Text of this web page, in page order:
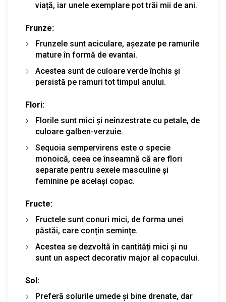
viață, iar unele exemplare pot trăi mii de ani.
Frunze:
Frunzele sunt aciculare, așezate pe ramurile
mature în formă de evantai.
Acestea sunt de culoare verde închis și
persistă pe ramuri tot timpul anului.
Flori:
Florile sunt mici și neînzestrate cu petale, de
culoare galben-verzuie.
Sequoia sempervirens este o specie
monoică, ceea ce înseamnă că are flori
separate pentru sexele masculine și
feminine pe același copac.
Fructe:
Fructele sunt conuri mici, de forma unei
păstăi, care conțin semințe.
Acestea se dezvoltă în cantități mici și nu
sunt un aspect decorativ major al copacului.
Sol:
Preferă solurile umede și bine drenate, dar